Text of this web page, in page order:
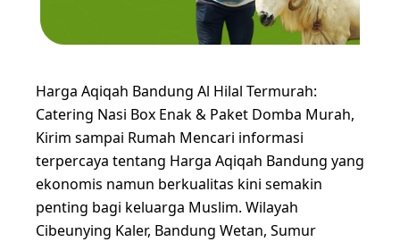
Harga Aqiqah Bandung Al Hilal Termurah:
Catering Nasi Box Enak & Paket Domba Murah,
Kirim sampai Rumah Mencari informasi
terpercaya tentang Harga Aqiqah Bandung yang
ekonomis namun berkualitas kini semakin
penting bagi keluarga Muslim. Wilayah
Cibeunying Kaler, Bandung Wetan, Sumur